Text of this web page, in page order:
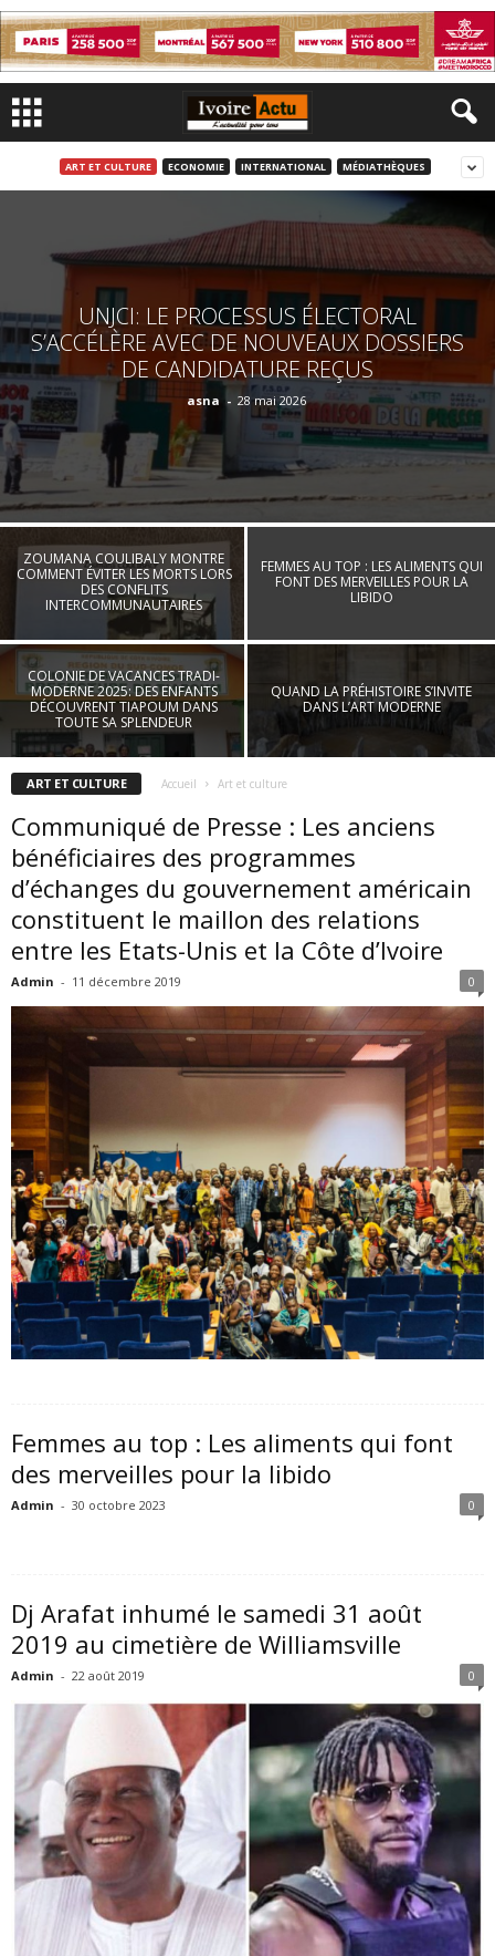
ART ET CULTURE ECONOMIE INTERNATIONAL MÉDIATHÈQUES
UNJCI: LE PROCESSUS ÉLECTORAL
S’ACCÉLÈRE AVEC DE NOUVEAUX DOSSIERS
DE CANDIDATURE REÇUS
asna - 28 mai 2026
ZOUMANA COULIBALY MONTRE
COMMENT ÉVITER LES MORTS LORS
DES CONFLITS
INTERCOMMUNAUTAIRES
FEMMES AU TOP : LES ALIMENTS QUI
FONT DES MERVEILLES POUR LA
LIBIDO
COLONIE DE VACANCES TRADI-
MODERNE 2025: DES ENFANTS
DÉCOUVRENT TIAPOUM DANS
TOUTE SA SPLENDEUR
QUAND LA PRÉHISTOIRE S’INVITE
DANS L’ART MODERNE
ART ET CULTURE Accueil Art et culture
Communiqué de Presse : Les anciens
bénéficiaires des programmes
d’échanges du gouvernement américain
constituent le maillon des relations
entre les Etats-Unis et la Côte d’Ivoire
Admin - 11 décembre 2019 0
Femmes au top : Les aliments qui font
des merveilles pour la libido
Admin - 30 octobre 2023 0
Dj Arafat inhumé le samedi 31 août
2019 au cimetière de Williamsville
Admin - 22 août 2019 0